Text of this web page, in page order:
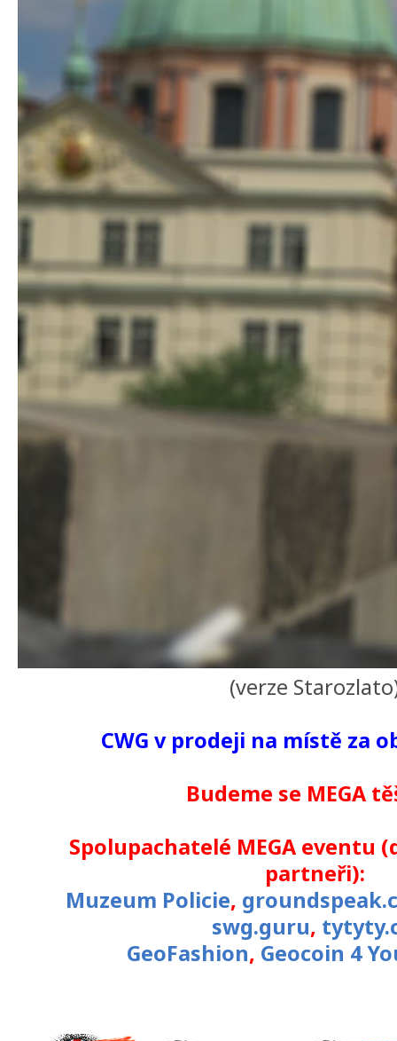
(verze
CWG v prodeji na místě za
Budeme se MEGA
Spolupachatelé MEGA eventu
partneři):
Muzeum Policie,
swg.guru,
GeoFashion, Geocoin 4